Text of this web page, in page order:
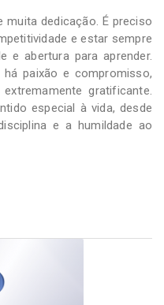
muita dedicação. É preciso
e estar sempre
e abertura para aprender.
paixão e compromisso,
gratificante.
especial à vida, desde
e a humildade ao